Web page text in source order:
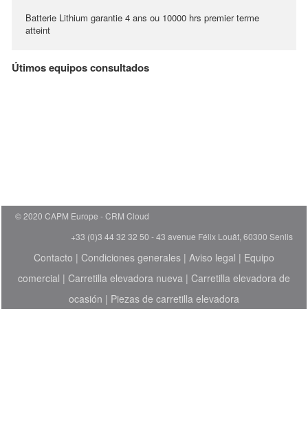
Batterie Lithium garantie 4 ans ou 10000 hrs premier terme
atteint
Útimos equipos consultados
© 2020 CAPM Europe
CRM Cloud
+33 (0)3 44 32 32 50 - 43 avenue Félix Louât, 60300 Senlis
Contacto | Condiciones generales | Aviso legal | Equipo
comercial | Carretilla elevadora nueva | Carretilla elevadora de
ocasión | Piezas de carretilla elevadora